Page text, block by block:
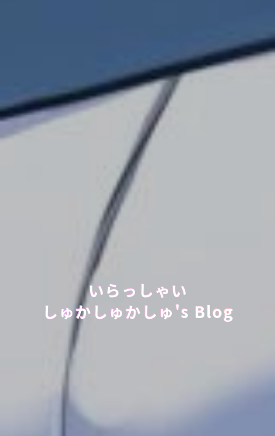
いらっしゃい
しゅかしゅかしゅ's Blog